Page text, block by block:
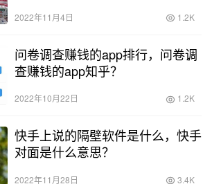
2022年11月4日 1.2K
问卷调查赚钱的app排行，问卷调
查赚钱的app知乎？
2022年10月22日 1.2K
快手上说的隔壁软件是什么，快手
对面是什么意思？
2022年11月28日 3.4K